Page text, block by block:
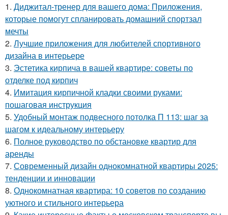
1. Диджитал-тренер для вашего дома: Приложения,
которые помогут спланировать домашний спортзал
мечты
2. Лучшие приложения для любителей спортивного
дизайна в интерьере
3. Эстетика кирпича в вашей квартире: советы по
отделке под кирпич
4. Имитация кирпичной кладки своими руками:
пошаговая инструкция
5. Удобный монтаж подвесного потолка П 113: шаг за
шагом к идеальному интерьеру
6. Полное руководство по обстановке квартир для
аренды
7. Современный дизайн однокомнатной квартиры 2025:
тенденции и инновации
8. Однокомнатная квартира: 10 советов по созданию
уютного и стильного интерьера